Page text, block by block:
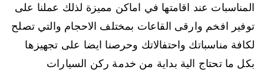
المناسبات عند اقامتها في اماكن مميزة لذلك عملنا على
توفير افخم وارقى القاعات بمختلف الاحجام والتي تصلح
لكافة مناسباتك واحتفالاتك وحرصنا ايضا على تجهيزها
بكل ما تحتاج الية بداية من خدمة ركن السيارات